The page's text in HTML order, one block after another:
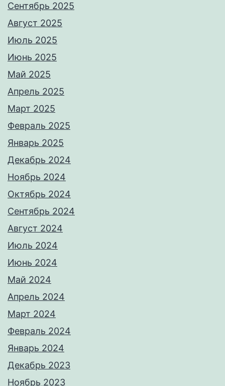
Сентябрь 2025
Август 2025
Июль 2025
Июнь 2025
Май 2025
Апрель 2025
Март 2025
Февраль 2025
Январь 2025
Декабрь 2024
Ноябрь 2024
Октябрь 2024
Сентябрь 2024
Август 2024
Июль 2024
Июнь 2024
Май 2024
Апрель 2024
Март 2024
Февраль 2024
Январь 2024
Декабрь 2023
Ноябрь 2023